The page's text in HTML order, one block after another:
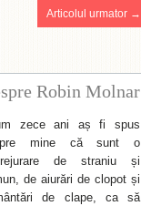
Articolul urmator →
Robin Molnar
zece ani aș fi spus
mine că sunt o
de straniu și
de aiurări de clopot și
de clape, ca să